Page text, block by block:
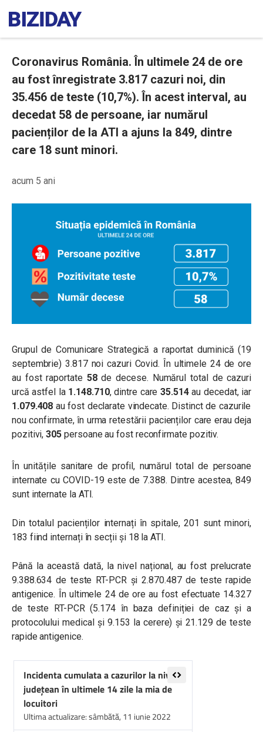
Coronavirus România. În ultimele 24 de ore
au fost înregistrate 3.817 cazuri noi, din
35.456 de teste (10,7%). În acest interval, au
decedat 58 de persoane, iar numărul
pacienților de la ATI a ajuns la 849, dintre
care 18 sunt minori.
acum 5 ani
Grupul de Comunicare Strategică a raportat duminică (19
septembrie) 3.817 noi cazuri Covid. În ultimele 24 de ore
au fost raportate 58de decese. Numărul total de cazuri
urcă astfel la1.148.710, dintre care 35.514au decedat, iar
1.079.408 au fost declarate vindecate. Distinct de cazurile
nou confirmate, în urma retestării pacienților care erau deja
pozitivi,305 persoane au fost reconfirmate pozitiv.
În unitățile sanitare de profil, numărul total de persoane
internate cu COVID-19 este de 7.388. Dintre acestea, 849
sunt internate la ATI.
Din totalul pacienților internați în spitale, 201 sunt minori,
183 fiind internați în secții și 18 la ATI.
Până la această dată, la nivel național, au fost prelucrate
9.388.634 de teste RT-PCR și 2.870.487 de teste rapide
antigenice. În ultimele 24 de ore au fost efectuate 14.327
de teste RT-PCR (5.174 în baza definiției de caz și a
protocolului medical și 9.153 la cerere) și 21.129 de teste
rapide antigenice.